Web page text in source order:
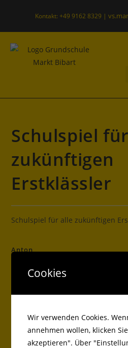
Kontakt: +49 9162 8329 |
Schulspiel
zukünftigen
Erstklässler
Schulspiel für alle zukünftigen
Anton
Kreisbücherei
Cookies
Wir verwenden Cookies.
annehmen wollen, klicken
akzeptieren". Über